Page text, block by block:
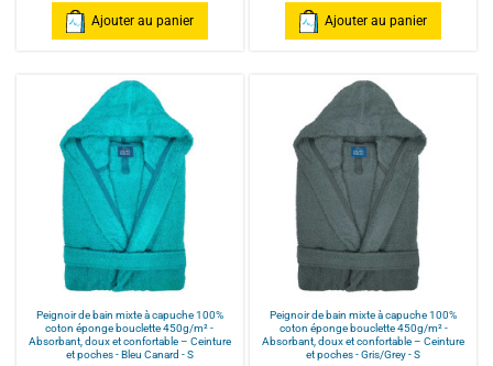
Ajouter au panier
Ajouter au panier
Peignoir de bain mixte à capuche 100%
coton éponge bouclette 450g/m² -
Absorbant, doux et confortable – Ceinture
et poches - Bleu Canard - S
Peignoir de bain mixte à capuche 100%
coton éponge bouclette 450g/m² -
Absorbant, doux et confortable – Ceinture
et poches - Gris/Grey - S